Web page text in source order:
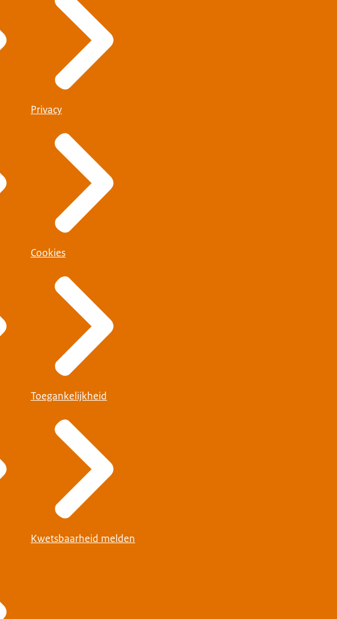
Privacy
Cookies
Toegankelijkheid
Kwetsbaarheid melden